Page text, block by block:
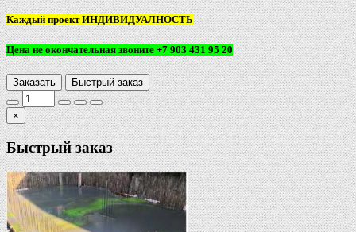
Каждый проект ИНДИВИДУАЛНОСТЬ
Цена не окончательная звоните +7 903 431 95 20
Заказать Быстрый заказ
×
Быстрый заказ